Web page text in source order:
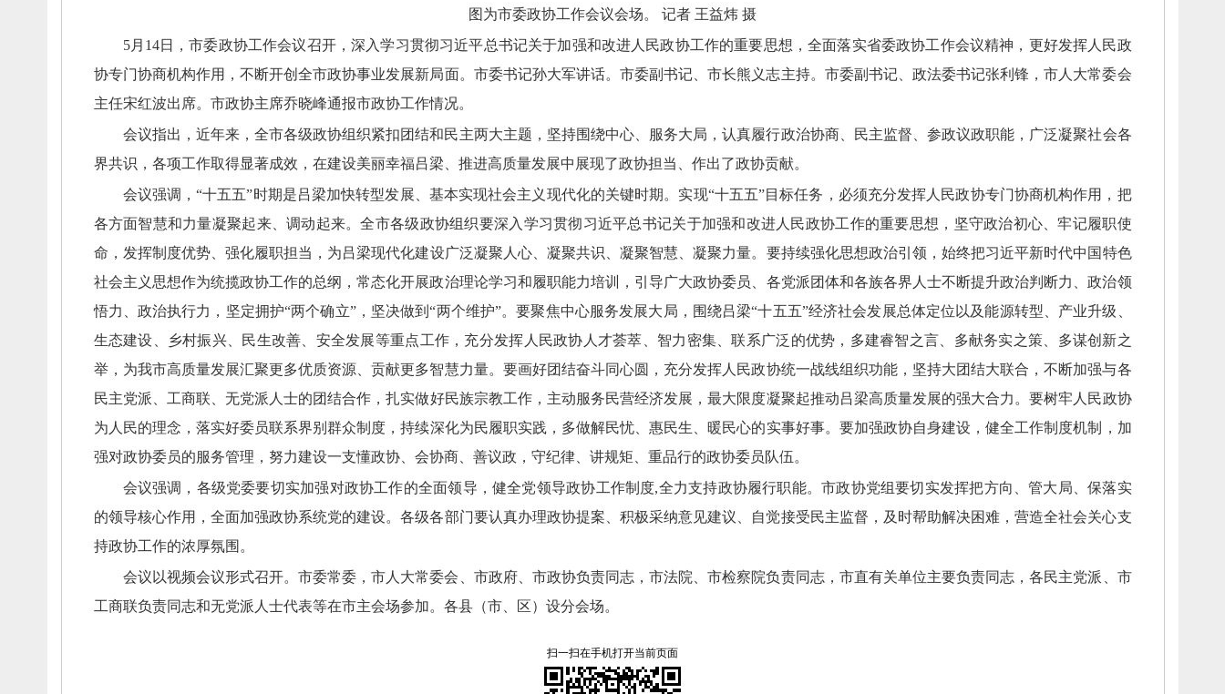
图为市委政协工作会议会场。 记者 王益炜 摄
5月14日，市委政协工作会议召开，深入学习贯彻习近平总书记关于加强和改进人民政协工作的重要思想，全面落实省委政协工作会议精神， 更好发挥人民政
协专门协商机构作用， 不断开创全市政协事业发展新局面。 市委书记孙大军讲话。市委副书记、市长熊义志主持。 市委副书记、 政法委书记张利锋，市人大常委会
主任宋红波出席。 市政协主席乔晓峰通报市政协工作情况。
会议指出， 近年来， 全市各级政协组织紧扣团结和民主两大主题， 坚持围绕中心、 服务大局，认真履行政治协商、 民主监督、 参政议政职能， 广泛凝聚社会各
界共识， 各项工作取得显著成效， 在建设美丽幸福吕梁、 推进高质量发展中展现了政协担当、 作出了政协贡献。
会议强调， “十五五”时期是吕梁加快转型发展、 基本实现社会主义现代化的关键时期。 实现“十五五”目标任务， 必须充分发挥人民政协专门协商机构作用， 把
各方面智慧和力量凝聚起来、调动起来。全市各级政协组织要深入学习贯彻习近平总书记关于加强和改进人民政协工作的重要思想， 坚守政治初心、牢记履职使
命， 发挥制度优势、 强化履职担当， 为吕梁现代化建设广泛凝聚人心、 凝聚共识、凝聚智慧、凝聚力量。 要持续强化思想政治引领，始终把习近平新时代中国特色
社会主义思想作为统揽政协工作的总纲，常态化开展政治理论学习和履职能力培训， 引导广大政协委员、 各党派团体和各族各界人士不断提升政治判断力、政治领
悟力、 政治执行力， 坚定拥护“两个确立”， 坚决做到“两个维护”。要聚焦中心服务发展大局， 围绕吕梁“十五五”经济社会发展总体定位以及能源转型、 产业升级、
生态建设、
乡村振兴、 民生改善、 安全发展等重点工作， 充分发挥人民政协人才荟萃、 智力密集、联系广泛的优势， 多建睿智之言、 多献务实之策、 多谋创新之
举， 为我市高质量发展汇聚更多优质资源、贡献更多智慧力量。 要画好团结奋斗同心圆， 充分发挥人民政协统一战线组织功能， 坚持大团结大联合，不断加强与各
民主党派、 工商联、 无党派人士的团结合作，扎实做好民族宗教工作， 主动服务民营经济发展，最大限度凝聚起推动吕梁高质量发展的强大合力。要树牢人民政协
为人民的理念， 落实好委员联系界别群众制度，持续深化为民履职实践， 多做解民忧、惠民生、 暖民心的实事好事。 要加强政协自身建设，健全工作制度机制， 加
强对政协委员的服务管理， 努力建设一支懂政协、 会协商、 善议政， 守纪律、 讲规矩、 重品行的政协委员队伍。
会议强调， 各级党委要切实加强对政协工作的全面领导，健全党领导政协工作制度,全力支持政协履行职能。市政协党组要切实发挥把方向、管大局、保落实
的领导核心作用， 全面加强政协系统党的建设。各级各部门要认真办理政协提案、积极采纳意见建议、 自觉接受民主监督， 及时帮助解决困难，营造全社会关心支
持政协工作的浓厚氛围。
会议以视频会议形式召开。市委常委，市人大常委会、 市政府、 市政协负责同志，市法院、市检察院负责同志， 市直有关单位主要负责同志，各民主党派、 市
工商联负责同志和无党派人士代表等在市主会场参加。 各县（市、 区）设分会场。
扫一扫在手机打开当前页面